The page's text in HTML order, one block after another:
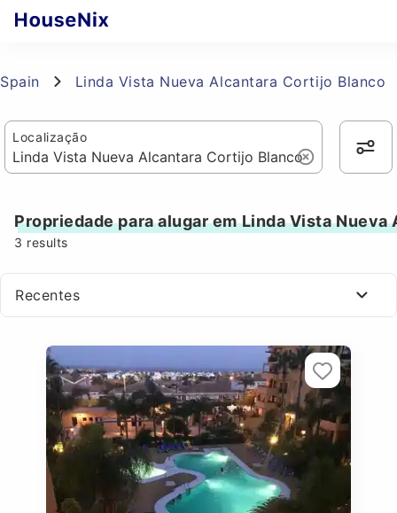
Spain Linda Vista Nueva Alcantara Cortijo Blanco
Localização
Propriedade para alugar em Linda Vista
3 results
Recentes